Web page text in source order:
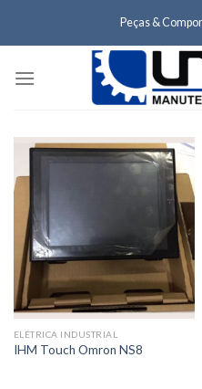
Peças &
ELÉTRICA INDUSTRIAL
IHM Touch Omron NS8